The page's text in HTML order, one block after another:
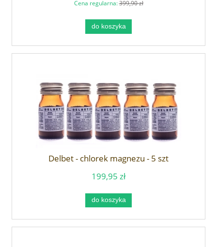
Cena regularna:399,90 zł
do koszyka
Delbet - chlorek magnezu - 5 szt
199,95 zł
do koszyka